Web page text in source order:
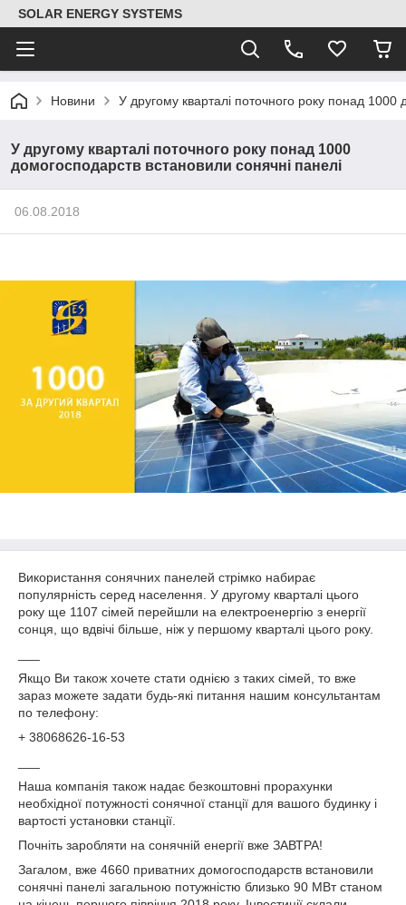
SOLAR ENERGY SYSTEMS
Новини У другому кварталі поточного року понад 1000
У другому кварталі поточного року понад 1000
домогосподарств встановили сонячні панелі
06.08.2018
Використання сонячних панелей стрімко набирає
популярність серед населення. У другому кварталі цього
року ще 1107 сімей перейшли на електроенергію з енергії
сонця, що вдвічі більше, ніж у першому кварталі цього року.
Якщо Ви також хочете стати однією з таких сімей, то вже
зараз можете задати будь-які питання нашим консультантам
по телефону:
+ 38068626-16-53
Наша компанія також надає безкоштовні прорахунки
необхідної потужності сонячної станції для вашого будинку і
вартості установки станції.
Почніть заробляти на сонячній енергії вже ЗАВТРА!
Загалом, вже 4660 приватних домогосподарств встановили
сонячні панелі загальною потужністю близько 90 МВт станом